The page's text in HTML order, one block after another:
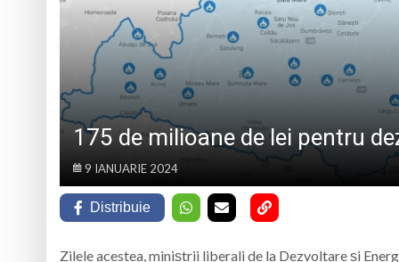
Biblioteca
175 de milioane de lei pentru
9 IANUARIE 2024
Distribuie
Zilele acestea, miniștrii liberali de la Dezvoltare și